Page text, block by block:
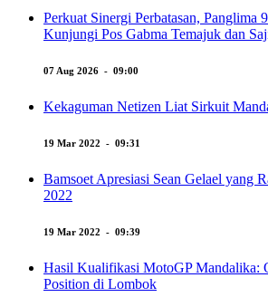
Perkuat Sinergi Perbatasan, Panglima
Kunjungi Pos Gabma Temajuk dan
07 Aug 2026 - 09:00
Kekaguman Netizen Liat Sirkuit
19 Mar 2022 - 09:31
Bamsoet Apresiasi Sean Gelael yang
2022
19 Mar 2022 - 09:39
Hasil Kualifikasi MotoGP Mandalika:
Position di Lombok